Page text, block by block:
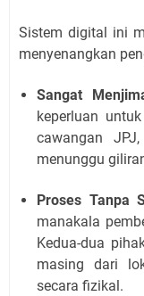
Sistem digital ini
menyenangkan
Sangat
keperluan
cawangan
menunggu
Proses Tanpa
manakala
Kedua-dua
masing dari
secara fizikal.